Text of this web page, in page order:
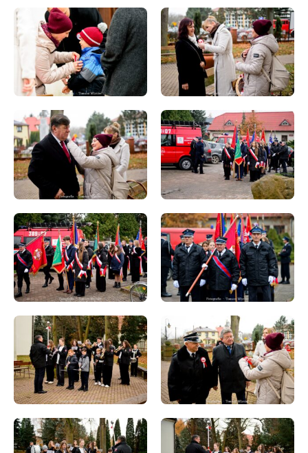
granicami aglomeracji Baranów Sandomierski”
Modernizacja łazienek w budynku użyteczności publicznej w
Dymitrowie Małym i doposażenie domów ludowych w miejscowości
Knapy i Ślęzaki
„Rozbudowa infrastruktury hali sportowej w Skopaniu wraz z
montażem, uruchomieniem i szkoleniem w zakresie obsługi
wyposażenia”